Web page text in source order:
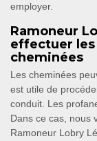
employer.
Ramoneur
effectuer les
cheminées
Les cheminées
est utile de
conduit. Les
Dans ce cas, nous
Ramoneur Lobry